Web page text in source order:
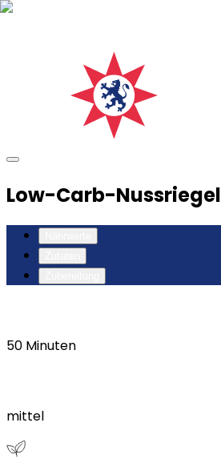
Low-Carb-Nussriegel
50 Minuten
mittel